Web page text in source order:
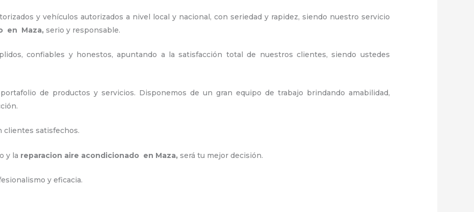
y vehículos autorizados a nivel local y nacional, con seriedad y rapidez, siendo nuestro servicio
en Maza,serio y responsable.
confiables y honestos, apuntando a la satisfacción total de nuestros clientes, siendo ustedes
de productos y servicios. Disponemos de un gran equipo de trabajo brindando amabilidad,
clientes satisfechos.
y la reparacion aire acondicionado en Maza,será tu mejor decisión.
y eficacia.